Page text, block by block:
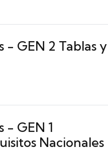
- GEN 2 Tablas y
- GEN 1
Nacionales